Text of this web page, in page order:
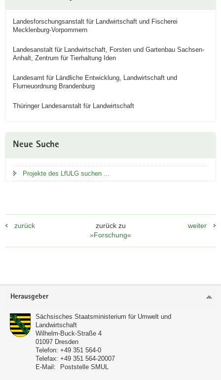
Landesforschungsanstalt für Landwirtschaft und Fischerei
Mecklenburg-Vorpommern
Landesanstalt für Landwirtschaft, Forsten und Gartenbau Sachsen-
Anhalt, Zentrum für Tierhaltung Iden
Landesamt für Ländliche Entwicklung, Landwirtschaft und
Flurneuordnung Brandenburg
Thüringer Landesanstalt für Landwirtschaft
Neue Suche
Projekte des LfULG suchen ...
zurück
zurück zu
»Forschung«
weiter
Footer-
Herausgeber
Sächsisches Staatsministerium für Umwelt und
Landwirtschaft
Wilhelm-Buck-Straße 4
01097 Dresden
Telefon: +49 351 564-0
Telefax: +49 351 564-20007
E-Mail:
Poststelle SMUL